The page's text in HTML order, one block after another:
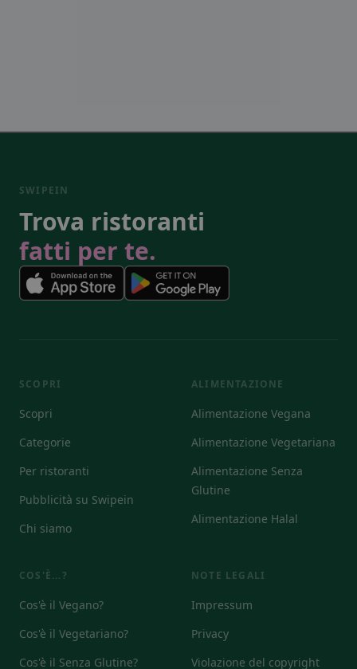
SWIPEIN
Trova ristoranti
fatti per te.
SCOPRI
Scopri
Categorie
Per ristoranti
Pubblicità su Swipein
Chi siamo
ALIMENTAZIONE
Alimentazione Vegana
Alimentazione Vegetariana
Alimentazione Senza
Glutine
Alimentazione Halal
COS'È...?
Cos'è il Vegano?
Cos'è il Vegetariano?
Cos'è il Senza Glutine?
NOTE LEGALI
Impressum
Privacy
Violazione del copyright